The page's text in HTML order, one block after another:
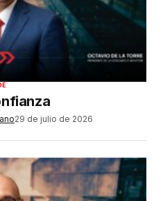
29 de julio de 2026